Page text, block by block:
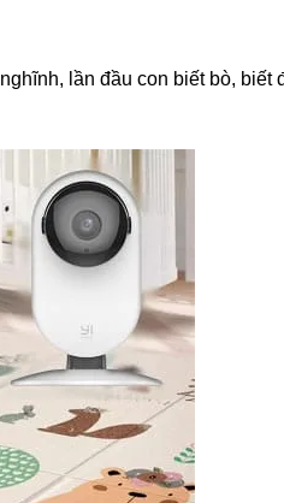
lần đầu con biết bò, biết